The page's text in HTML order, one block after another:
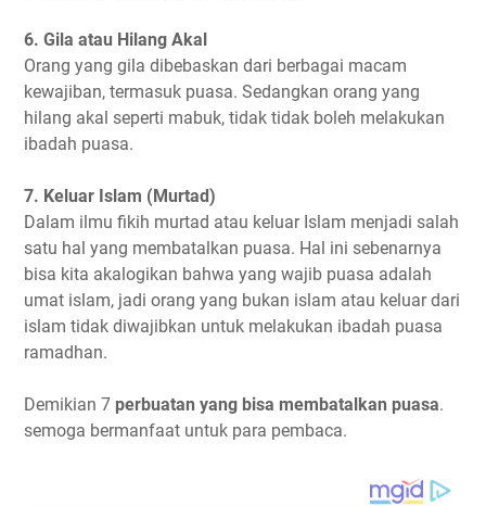
6. Gila atau Hilang Akal
Orang yang gila dibebaskan dari berbagai macam
kewajiban, termasuk puasa. Sedangkan orang yang
hilang akal seperti mabuk, tidak tidak boleh melakukan
ibadah puasa.
7. Keluar Islam (Murtad)
Dalam ilmu fikih murtad atau keluar Islam menjadi salah
satu hal yang membatalkan puasa. Hal ini sebenarnya
bisa kita akalogikan bahwa yang wajib puasa adalah
umat islam, jadi orang yang bukan islam atau keluar dari
islam tidak diwajibkan untuk melakukan ibadah puasa
ramadhan.
Demikian 7 perbuatan yang bisa membatalkan puasa.
semoga bermanfaat untuk para pembaca.